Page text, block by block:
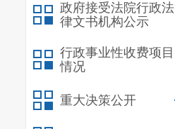
政府接受法院行政法
律文书机构公示
行政事业性收费项目
情况
重大决策公开